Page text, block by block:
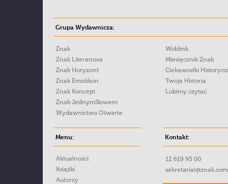
Grupa Wydawnicza:
Znak
Znak Literanova
Znak Horyzont
Znak Emotikon
Znak Koncept
Znak JednymSłowem
Wydawnictwo Otwarte
Woblink
Miesięcznik Znak
Ciekawostki
Twoja Historia
Lubimy czytać
Menu:
Aktualności
Książki
Autorzy
Kontakt:
12 619 95 00